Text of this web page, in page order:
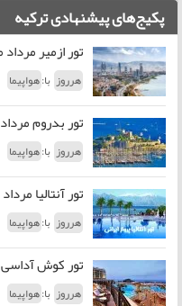
پکیج‌های پیشنهادی ترکیه
تور ازمیر مرداد ماه
هرروز با:هواپیما
تور بدروم مرداد
هرروز با:هواپیما
تور آنتالیا
هرروز با:هواپیما
تور کوش آداسی
هرروز با:هواپیما